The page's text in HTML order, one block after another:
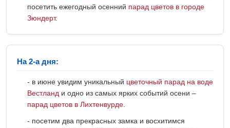
посетить ежегодный осенний парад цветов в городе
Зюндерт.
На 2-а дня:
- в июне увидим уникальный цветочный парад на воде
Вестланд и одно из самых ярких событий осени –
парад цветов в Лихтенвурде
- посетим два прекрасных замка и восхитимся